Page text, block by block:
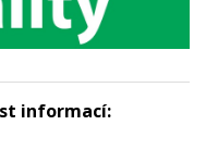
informací: